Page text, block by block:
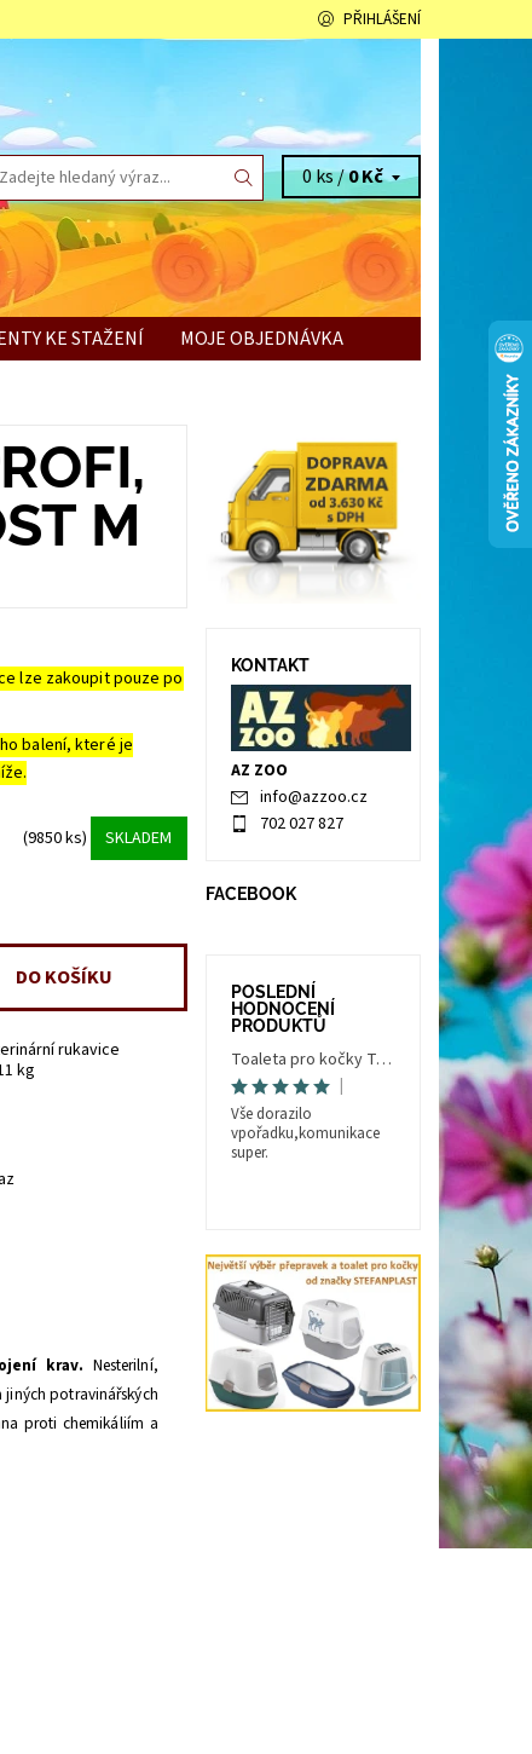
PŘIHLÁŠENÍ
0 ks /0 Kč
KE STAŽENÍ
MOJE OBJEDNÁVKA
M
lze zakoupit pouze po
balení, které je
(9850 ks) SKLADEM
rukavice
kg
krav. Nesterilní,
potravinářských
proti chemikáliím a
KONTAKT
AZ ZOO
info@azzoo.cz
702 027 827
FACEBOOK
POSLEDNÍ
HODNOCENÍ
PRODUKTŮ
Toaleta pro kočky Trés Chic Indoor Filter, krytá - kočičí WC s filtrem, holubí šedá/bílá
|
Vše dorazilo
vpořadku,komunikace
super.